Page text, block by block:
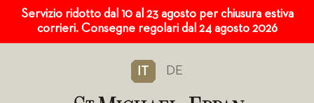
Servizio ridotto dal 10 al 23 agosto per chiusura estiva
corrieri. Consegne regolari dal 24 agosto 2026
IT DE